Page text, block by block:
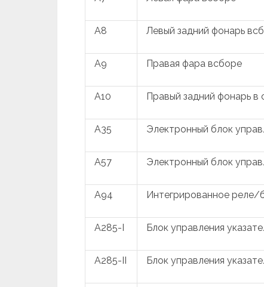
A8 Левый задний фонарь
A9 Правая фара всборе
A10 Правый задний фонарь в
A35 Электронный блок
A57 Электронный блок
A94 Интегрированное реле/
A285-I Блок управления
A285-II Блок управления